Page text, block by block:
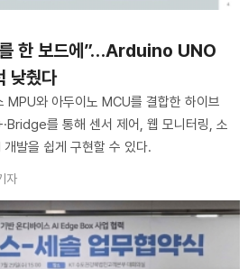
를 한 보드에”…Arduino UNO
낮췄다
와 아두이노 MCU를 결합한 하이브
를 통해 센서 제어, 웹 모니터링, 소
발을 쉽게 구현할 수 있다.
자